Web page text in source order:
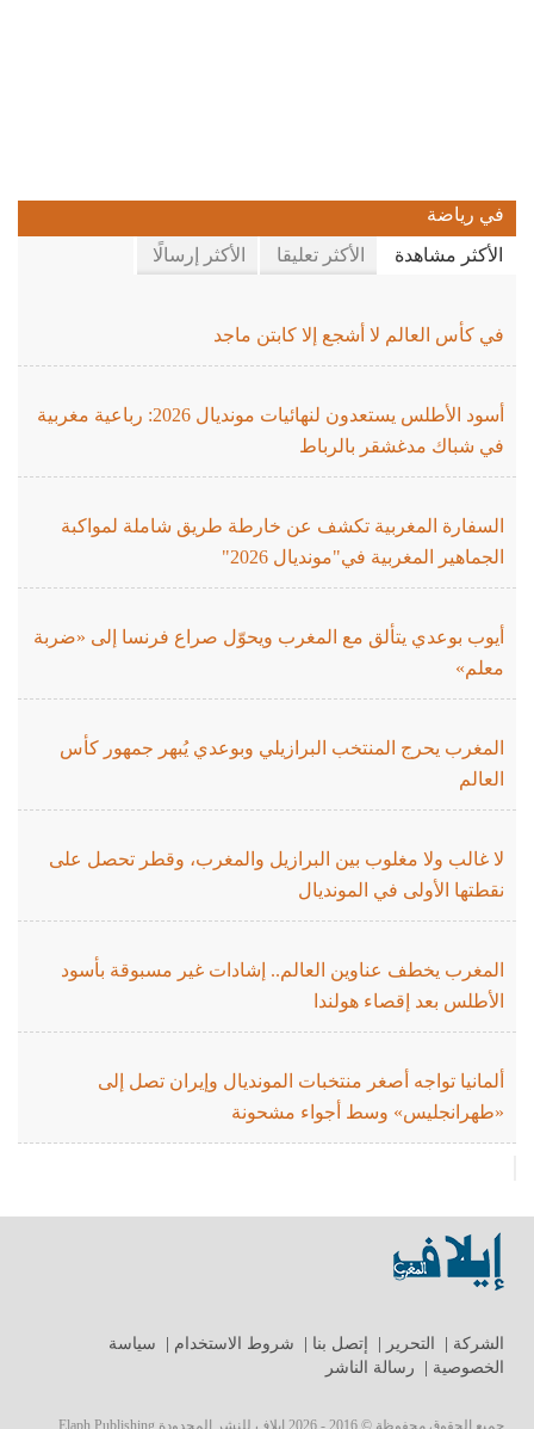
في رياضة
الأكثر مشاهدة الأكثر تعليقا الأكثر إرسالًا
في كأس العالم لا أشجع إلا كابتن ماجد
أسود الأطلس يستعدون لنهائيات مونديال 2026: رباعية مغربية
في شباك مدغشقر بالرباط
السفارة المغربية تكشف عن خارطة طريق شاملة لمواكبة
الجماهير المغربية في"مونديال 2026"
أيوب بوعدي يتألق مع المغرب ويحوّل صراع فرنسا إلى «ضربة
معلم»
المغرب يحرج المنتخب البرازيلي وبوعدي يُبهر جمهور كأس
العالم
لا غالب ولا مغلوب بين البرازيل والمغرب، وقطر تحصل على
نقطتها الأولى في المونديال
المغرب يخطف عناوين العالم.. إشادات غير مسبوقة بأسود
الأطلس بعد إقصاء هولندا
ألمانيا تواجه أصغر منتخبات المونديال وإيران تصل إلى
«طهرانجليس» وسط أجواء مشحونة
الشركة التحرير إتصل بنا شروط الاستخدام
سياسة
الخصوصية
رسالة الناشر
جميع الحقوق محفوظة © 2016 - 2026 إيلاف للنشر المحدودة Elaph Publishing